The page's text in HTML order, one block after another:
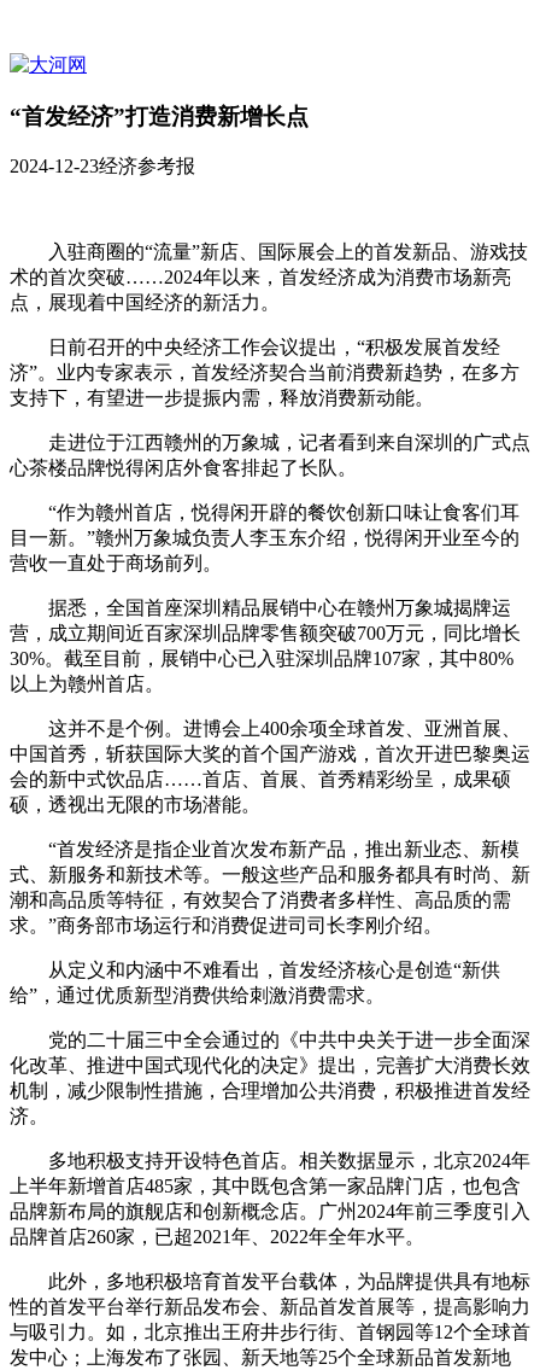
“首发经济”打造消费新增长点
2024-12-23经济参考报
入驻商圈的“流量”新店、国际展会上的首发新品、游戏技
术的首次突破……2024年以来，首发经济成为消费市场新亮
点，展现着中国经济的新活力。
日前召开的中央经济工作会议提出，“积极发展首发经
济”。业内专家表示，首发经济契合当前消费新趋势，在多方
支持下，有望进一步提振内需，释放消费新动能。
走进位于江西赣州的万象城，记者看到来自深圳的广式点
心茶楼品牌悦得闲店外食客排起了长队。
“作为赣州首店，悦得闲开辟的餐饮创新口味让食客们耳
目一新。”赣州万象城负责人李玉东介绍，悦得闲开业至今的
营收一直处于商场前列。
据悉，全国首座深圳精品展销中心在赣州万象城揭牌运
营，成立期间近百家深圳品牌零售额突破700万元，同比增长
30%。截至目前，展销中心已入驻深圳品牌107家，其中80%
以上为赣州首店。
这并不是个例。进博会上400余项全球首发、亚洲首展、
中国首秀，斩获国际大奖的首个国产游戏，首次开进巴黎奥运
会的新中式饮品店……首店、首展、首秀精彩纷呈，成果硕
硕，透视出无限的市场潜能。
“首发经济是指企业首次发布新产品，推出新业态、新模
式、新服务和新技术等。一般这些产品和服务都具有时尚、新
潮和高品质等特征，有效契合了消费者多样性、高品质的需
求。”商务部市场运行和消费促进司司长李刚介绍。
从定义和内涵中不难看出，首发经济核心是创造“新供
给”，通过优质新型消费供给刺激消费需求。
党的二十届三中全会通过的《中共中央关于进一步全面深
化改革、推进中国式现代化的决定》提出，完善扩大消费长效
机制，减少限制性措施，合理增加公共消费，积极推进首发经
济。
多地积极支持开设特色首店。相关数据显示，北京2024年
上半年新增首店485家，其中既包含第一家品牌门店，也包含
品牌新布局的旗舰店和创新概念店。广州2024年前三季度引入
品牌首店260家，已超2021年、2022年全年水平。
此外，多地积极培育首发平台载体，为品牌提供具有地标
性的首发平台举行新品发布会、新品首发首展等，提高影响力
与吸引力。如，北京推出王府井步行街、首钢园等12个全球首
发中心；上海发布了张园、新天地等25个全球新品首发新地